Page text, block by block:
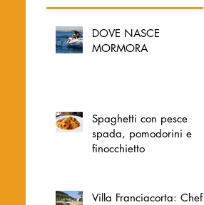
DOVE NASCE
MORMORA
Spaghetti con pesce
spada, pomodorini e
finocchietto
Villa Franciacorta: Chefs